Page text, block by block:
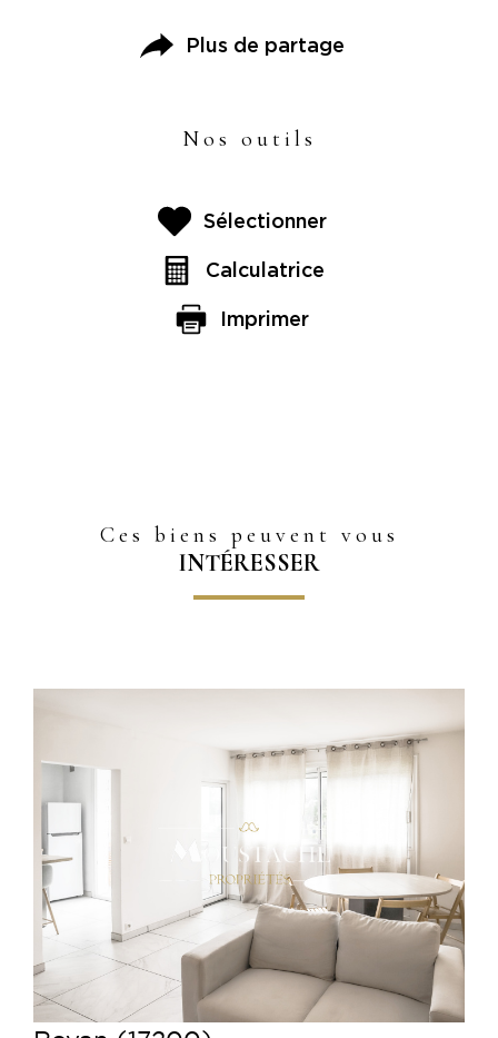
Plus de partage
Nos outils
Sélectionner
Calculatrice
Imprimer
Ces biens peuvent vous
INTÉRESSER
Voir le bien